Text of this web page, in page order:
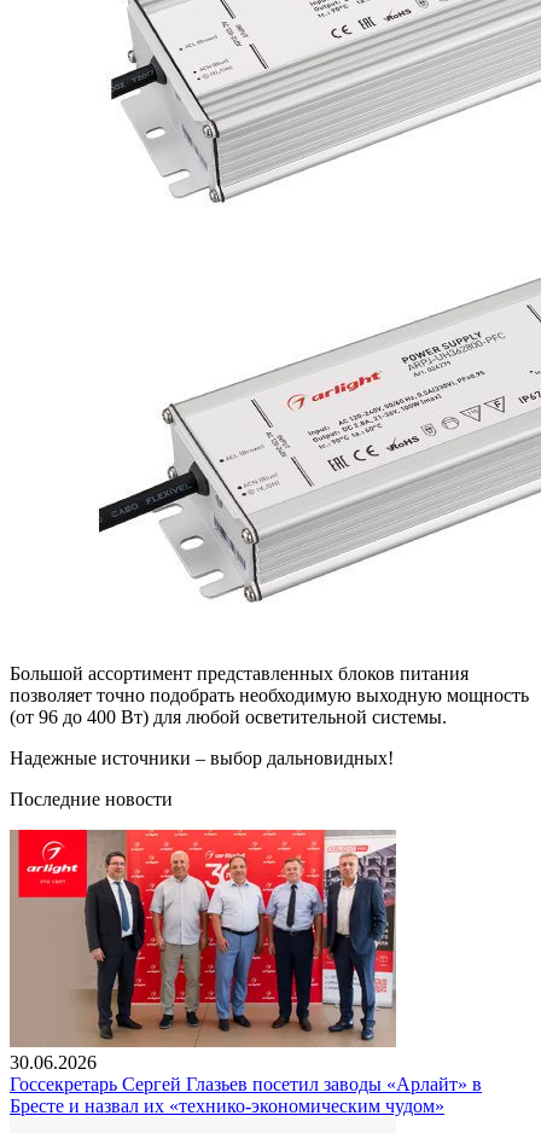
Большой ассортимент представленных блоков питания
позволяет точно подобрать необходимую выходную мощность
(от 96 до 400 Вт) для любой осветительной системы.
Надежные источники – выбор дальновидных!
Последние новости
30.06.2026
Госсекретарь Сергей Глазьев посетил заводы «Арлайт» в
Бресте и назвал их «технико-экономическим чудом»